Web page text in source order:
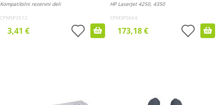
Kompatibilni rezervni deli
CPMSP3512
3,41 €
HP LaserJet 4250, 4350
CPMSP0664
173,18 €